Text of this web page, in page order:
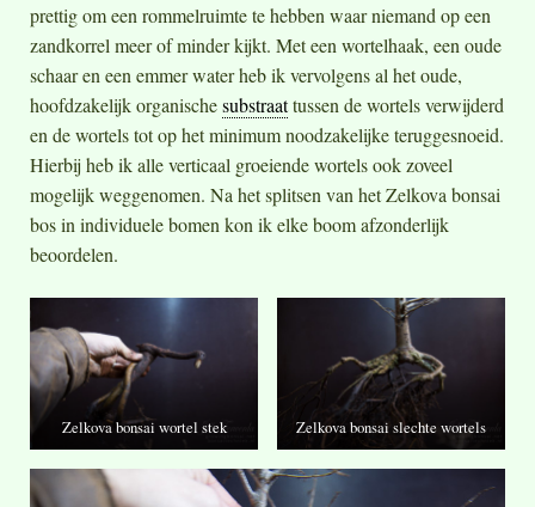
prettig om een rommelruimte te hebben waar niemand op een
zandkorrel meer of minder kijkt. Met een wortelhaak, een oude
schaar en een emmer water heb ik vervolgens al het oude,
hoofdzakelijk organischesubstraattussen de wortels verwijderd
en de wortels tot op het minimum noodzakelijke teruggesnoeid.
Hierbij heb ik alle verticaal groeiende wortels ook zoveel
mogelijk weggenomen. Na het splitsen van het Zelkova bonsai
bos in individuele bomen kon ik elke boom afzonderlijk
beoordelen.
Zelkova bonsai wortel stek Zelkova bonsai slechte wortels